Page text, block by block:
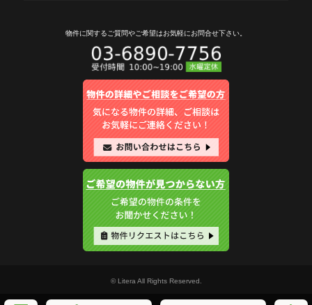
物件に関するご質問やご希望はお気軽にお問合せ下さい。
© Litera All Rights Reserved.